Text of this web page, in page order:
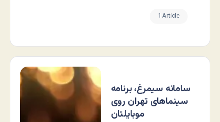
1 Article
سامانه سیمرغ، برنامه
سینماهای تهران روی
موبایلتان